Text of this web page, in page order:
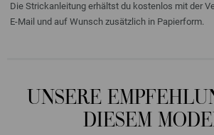
Die Strickanleitung erhältst du kostenlos mit der
E-Mail und auf Wunsch zusätzlich in Papierform.
UNSERE
DIESEM